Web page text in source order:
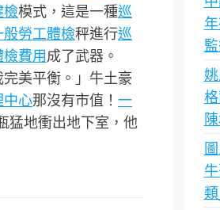
檢模式，這是一種巡
般勞工體檢秤進行巡
檢費用成了武器。
美平衡。」牛土豪
中心那沒有市值！ 一
猛地衝出地下室，他